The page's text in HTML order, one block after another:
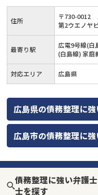
住所 〒730-0012
第2ウエノヤ
最寄り駅
広電9号線(白
(白島線) 家庭
対応エリア 広島県
広島県の債務整理に強
広島市の債務整理に強
債務整理に強い弁護
士を探す